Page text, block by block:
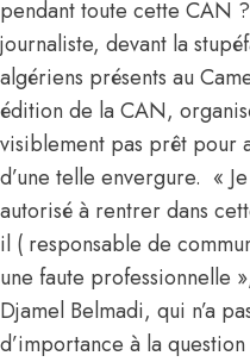
pendant toute cette CAN
journaliste, devant la
algériens présents au
édition de la CAN,
visiblement pas prêt pour
d’une telle envergure. «
autorisé à rentrer dans
il ( responsable de
une faute professionnelle
Djamel Belmadi, qui n’a
d’importance à la